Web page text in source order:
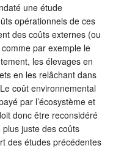
une étude
opérationnels de ces
des coûts externes (ou
par exemple le
les élevages en
en les relâchant dans
coût environnemental
par l’écosystème et
donc être reconsidéré
juste des coûts
des études précédentes